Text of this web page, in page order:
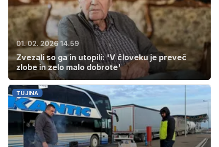
01. 02. 2026 14.59
Zvezali so ga in utopili: 'V človeku je preveč
zlobe in zelo malo dobrote'
TUJINA